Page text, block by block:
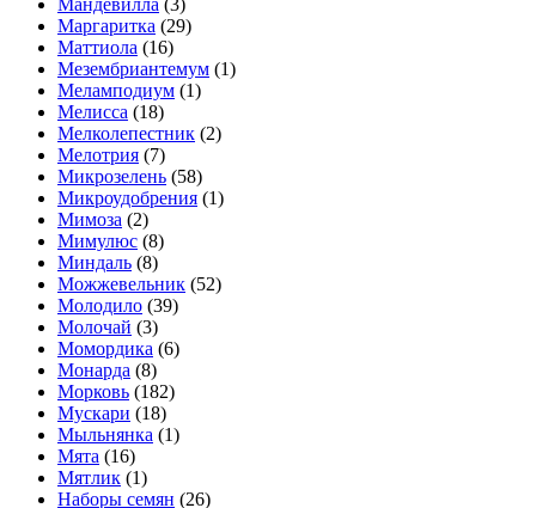
Мандевилла (3)
Маргаритка (29)
Маттиола (16)
Мезембриантемум (1)
Меламподиум (1)
Мелисса (18)
Мелколепестник (2)
Мелотрия (7)
Микрозелень (58)
Микроудобрения (1)
Мимоза (2)
Мимулюс (8)
Миндаль (8)
Можжевельник (52)
Молодило (39)
Молочай (3)
Момордика (6)
Монарда (8)
Морковь (182)
Мускари (18)
Мыльнянка (1)
Мята (16)
Мятлик (1)
Наборы семян (26)